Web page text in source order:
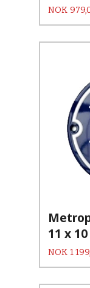
Pris
NOK
11 x
Pris
NOK 1